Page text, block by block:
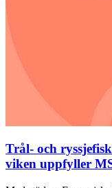
Trål- och
viken uppfyller